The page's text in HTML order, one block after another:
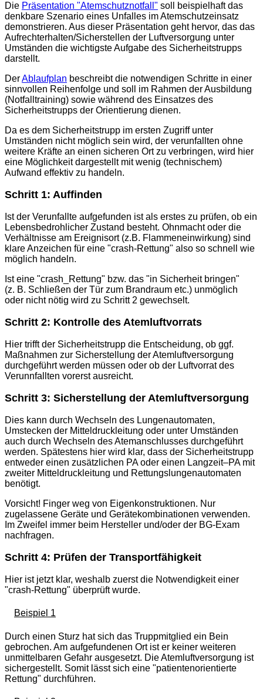
Die Präsentation "Atemschutznotfall" soll beispielhaft das
denkbare Szenario eines Unfalles im Atemschutzeinsatz
demonstrieren. Aus dieser Präsentation geht hervor, das das
Aufrechterhalten/Sicherstellen der Luftversorgung unter
Umständen die wichtigste Aufgabe des Sicherheitstrupps
darstellt.
DerAblaufplan beschreibt die notwendigen Schritte in einer
sinnvollen Reihenfolge und soll im Rahmen der Ausbildung
(Notfalltraining) sowie während des Einsatzes des
Sicherheitstrupps der Orientierung dienen.
Da es dem Sicherheitstrupp im ersten Zugriff unter
Umständen nicht möglich sein wird, der verunfallten ohne
weitere Kräfte an einen sicheren Ort zu verbringen, wird hier
eine Möglichkeit dargestellt mit wenig (technischem)
Aufwand effektiv zu handeln.
Schritt 1: Auffinden
Ist der Verunfallte aufgefunden ist als erstes zu prüfen, ob ein
Lebensbedrohlicher Zustand besteht. Ohnmacht oder die
Verhältnisse am Ereignisort (z.B. Flammeneinwirkung) sind
klare Anzeichen für eine "crash-Rettung" also so schnell wie
möglich handeln.
Ist eine "crash_Rettung" bzw. das "in Sicherheit bringen"
(z. B. Schließen der Tür zum Brandraum etc.) unmöglich
oder nicht nötig wird zu Schritt 2 gewechselt.
Schritt 2: Kontrolle des Atemluftvorrats
Hier trifft der Sicherheitstrupp die Entscheidung, ob ggf.
Maßnahmen zur Sicherstellung der Atemluftversorgung
durchgeführt werden müssen oder ob der Luftvorrat des
Verunnfallten vorerst ausreicht.
Schritt 3: Sicherstellung der Atemluftversorgung
Dies kann durch Wechseln des Lungenautomaten,
Umstecken der Mitteldruckleitung oder unter Umständen
auch durch Wechseln des Atemanschlusses durchgeführt
werden. Spätestens hier wird klar, dass der Sicherheitstrupp
entweder einen zusätzlichen PA oder einen Langzeit–PA mit
zweiter Mitteldruckleitung und Rettungslungenautomaten
benötigt.
Vorsicht! Finger weg von Eigenkonstruktionen. Nur
zugelassene Geräte und Gerätekombinationen verwenden.
Im Zweifel immer beim Hersteller und/oder der BG-Exam
nachfragen.
Schritt 4: Prüfen der Transportfähigkeit
Hier ist jetzt klar, weshalb zuerst die Notwendigkeit einer
"crash-Rettung" überprüft wurde.
Beispiel 1
Durch einen Sturz hat sich das Truppmitglied ein Bein
gebrochen. Am aufgefundenen Ort ist er keiner weiteren
unmittelbaren Gefahr ausgesetzt. Die Atemluftversorgung ist
sichergestellt. Somit lässt sich eine "patientenorientierte
Rettung" durchführen.